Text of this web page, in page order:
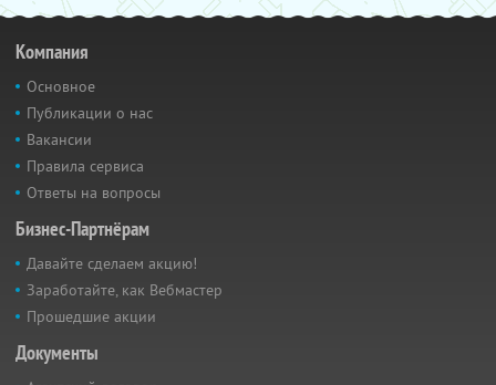
Компания
Основное
Публикации о нас
Вакансии
Правила сервиса
Ответы на вопросы
Бизнес-Партнёрам
Давайте сделаем акцию!
Заработайте, как Вебмастер
Прошедшие акции
Документы